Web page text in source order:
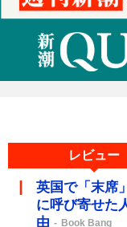
レビュー
英国で「末席
に呼び寄せた
由
Book Bang